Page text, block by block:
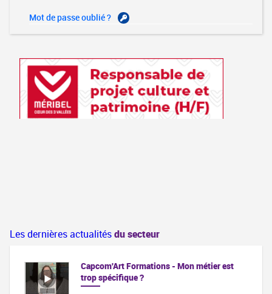
Mot de passe oublié ?
Les dernières actualitésdu secteur
Capcom'Art Formations - Mon métier est
trop spécifique ?